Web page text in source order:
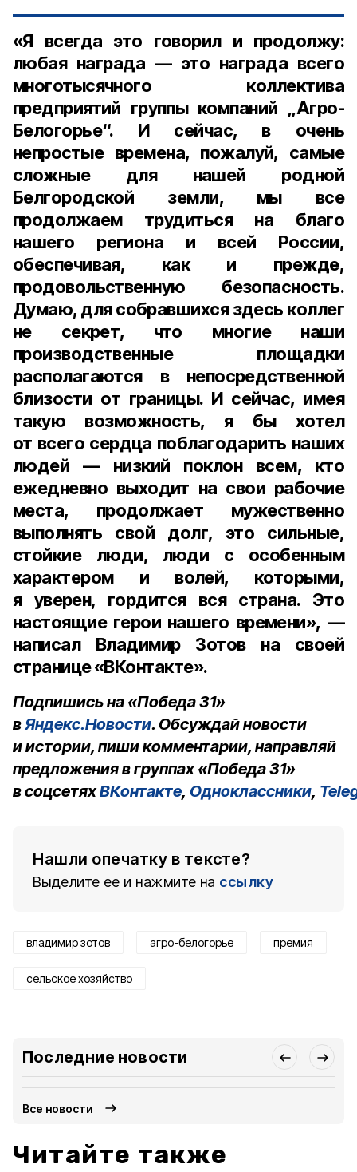
«Я всегда это говорил и продолжу:
любая награда — это награда всего
многотысячного коллектива
предприятий группы компаний „Агро-
Белогорье“. И сейчас, в очень
непростые времена, пожалуй, самые
сложные для нашей родной
Белгородской земли, мы все
продолжаем трудиться на благо
нашего региона и всей России,
обеспечивая, как и прежде,
продовольственную безопасность.
Думаю, для собравшихся здесь коллег
не секрет, что многие наши
производственные площадки
располагаются в непосредственной
близости от границы. И сейчас, имея
такую возможность, я бы хотел
от всего сердца поблагодарить наших
людей — низкий поклон всем, кто
ежедневно выходит на свои рабочие
места, продолжает мужественно
выполнять свой долг, это сильные,
стойкие люди, люди с особенным
характером и волей, которыми,
я уверен, гордится вся страна. Это
настоящие герои нашего времени», —
написал Владимир Зотов на своей
странице «ВКонтакте».
Подпишись на «Победа 31»
вЯндекс.Новости. Обсуждай новости
и истории, пиши комментарии, направляй
предложения в группах «Победа 31»
в соцсетяхВКонтакте, Одноклассники,
Нашли опечатку в тексте?
Выделите ее и нажмите на ссылку
владимир зотов агро-белогорье премия
сельское хозяйство
Последние новости
Все новости
Читайте также